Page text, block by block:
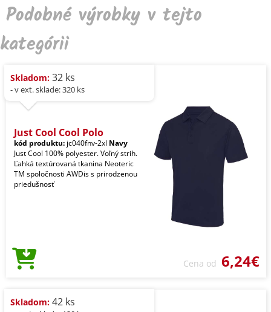
Podobné výrobky v tejto
kategórii
Skladom: 32 ks
- v ext. sklade: 320 ks
Just Cool Cool Polo
kód produktu: jc040fnv-2xl Navy
Just Cool 100% polyester. Voľný strih.
Ľahká textúrovaná tkanina Neoteric
TM spoločnosti AWDis s prirodzenou
priedušnosť
Cena od 6,24€
Skladom: 42 ks